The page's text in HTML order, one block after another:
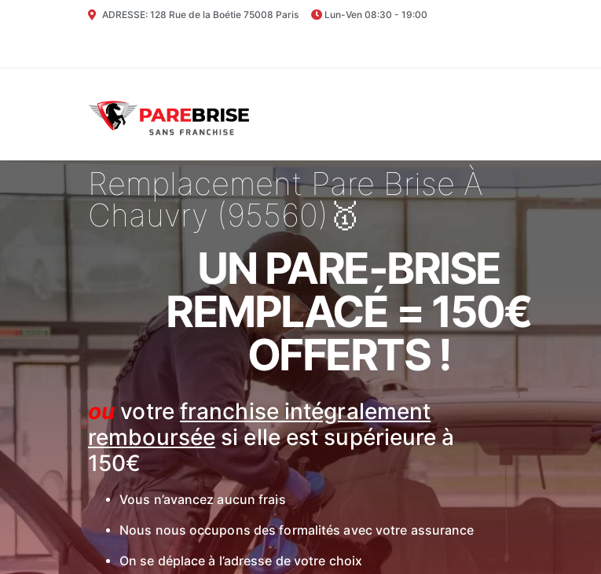
ADRESSE: 128 Rue de la Boétie 75008 Paris Lun-Ven 08:30 - 19:00
Remplacement Pare Brise À
Chauvry (95560)🥇
UN PARE-BRISE
REMPLACÉ = 150€
OFFERTS !
ou votrefranchise intégralement
remboursée si elle est supérieure à
150€
Vous n’avancez aucun frais
Nous nous occupons des formalités avec votre assurance
On se déplace à l’adresse de votre choix